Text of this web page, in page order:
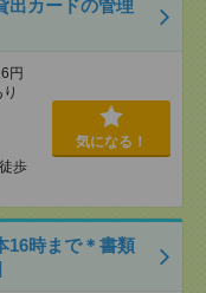
出カードの管理
円
歩
気になる！
16時まで＊書類